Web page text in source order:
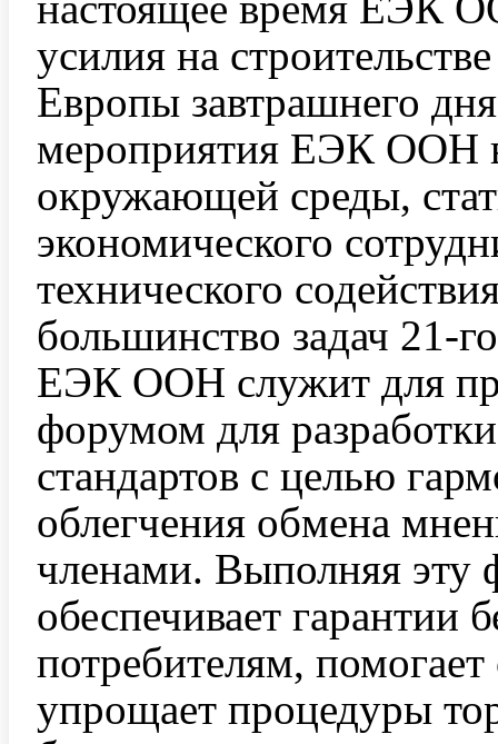
усилия на
Европы завтрашнего
мероприятия ЕЭК ООН в
окружающей среды,
экономического
технического
большинство задач 21-
ЕЭК ООН служит для
форумом для
стандартов с целью
облегчения обмена
членами. Выполняя
обеспечивает гарантии
потребителям,
упрощает процедуры